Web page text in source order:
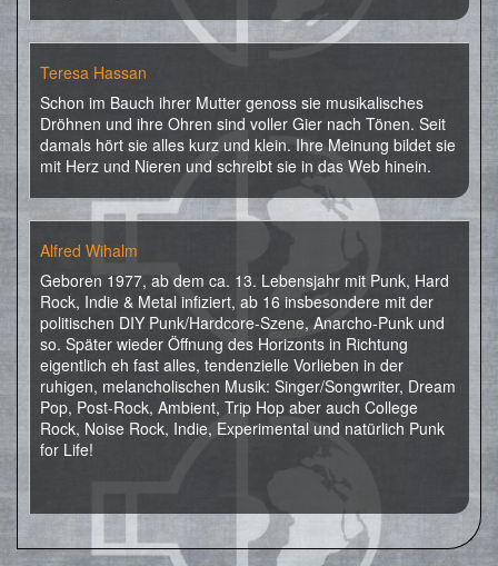
Teresa Hassan
Schon im Bauch ihrer Mutter genoss sie musikalisches
Dröhnen und ihre Ohren sind voller Gier nach Tönen. Seit
damals hört sie alles kurz und klein. Ihre Meinung bildet sie
mit Herz und Nieren und schreibt sie in das Web hinein.
Alfred Wihalm
Geboren 1977, ab dem ca. 13. Lebensjahr mit Punk, Hard
Rock, Indie & Metal infiziert, ab 16 insbesondere mit der
politischen DIY Punk/Hardcore-Szene, Anarcho-Punk und
so. Später wieder Öffnung des Horizonts in Richtung
eigentlich eh fast alles, tendenzielle Vorlieben in der
ruhigen, melancholischen Musik: Singer/Songwriter, Dream
Pop, Post-Rock, Ambient, Trip Hop aber auch College
Rock, Noise Rock, Indie, Experimental und natürlich Punk
for Life!